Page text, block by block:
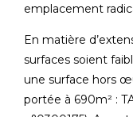
emplacement
En matière
surfaces soient
une surface hors
portée à 690m² :